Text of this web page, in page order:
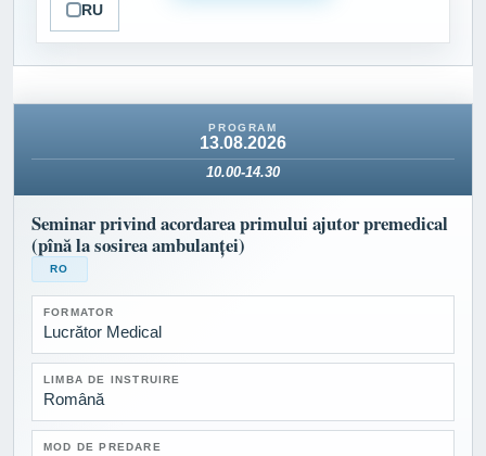
RU
13.08.2026
10.00-14.30
Seminar privind acordarea primului ajutor premedical
(pînă la sosirea ambulanței)
RO
FORMATOR
Lucrător Medical
LIMBA DE INSTRUIRE
Română
MOD DE PREDARE